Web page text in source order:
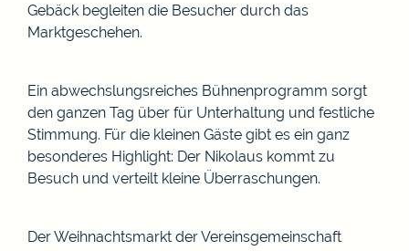
Gebäck begleiten die Besucher durch das
Marktgeschehen.
Ein abwechslungsreiches Bühnenprogramm sorgt
den ganzen Tag über für Unterhaltung und festliche
Stimmung. Für die kleinen Gäste gibt es ein ganz
besonderes Highlight: Der Nikolaus kommt zu
Besuch und verteilt kleine Überraschungen.
Der Weihnachtsmarkt der Vereinsgemeinschaft